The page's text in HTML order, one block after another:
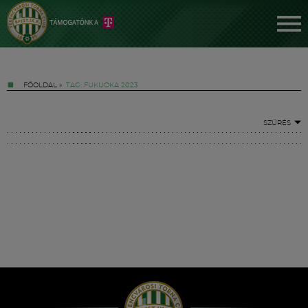
FŐOLDAL » TAG: FUKUOKA 2023
SZŰRÉS
Hírek